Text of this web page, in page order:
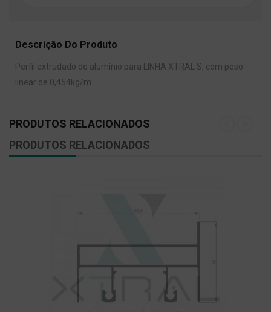
Descrição Do Produto
Perfil extrudado de alumínio para LINHA XTRAL S, com peso
linear de 0,454kg/m.
PRODUTOS RELACIONADOS
PRODUTOS RELACIONADOS